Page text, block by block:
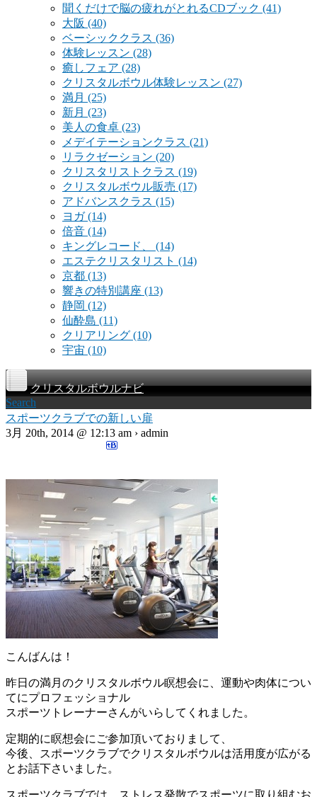
聞くだけで脳の疲れがとれるCDブック (41)
大阪 (40)
ベーシッククラス (36)
体験レッスン (28)
癒しフェア (28)
クリスタルボウル体験レッスン (27)
満月 (25)
新月 (23)
美人の食卓 (23)
メデイテーションクラス (21)
リラクゼーション (20)
クリスタリストクラス (19)
クリスタルボウル販売 (17)
アドバンスクラス (15)
ヨガ(14)
倍音 (14)
キングレコード、 (14)
エステクリスタリスト (14)
京都 (13)
響きの特別講座 (13)
静岡 (12)
仙酔島 (11)
クリアリング (10)
宇宙 (10)
クリスタルボウルナビ
Search
スポーツクラブでの新しい扉
3月 20th, 2014 @ 12:13 am › admin
こんばんは！
昨日の満月のクリスタルボウル瞑想会に、 運動や肉体につい
てにプロフェッショナル
スポーツトレーナーさんがいらしてくれました。
定期的に瞑想会にご参加頂いておりまして、
今後、
スポーツクラブでクリスタルボウルは活用度が広がる
とお話下さい ました。
スポーツクラブでは、 ストレス発散でスポーツに取り組むお